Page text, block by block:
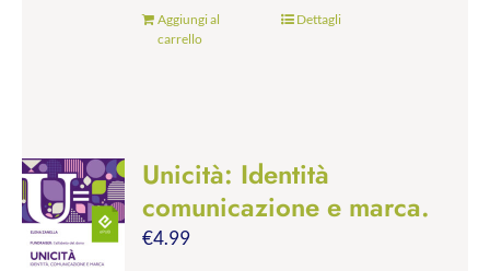
Aggiungi al
carrello
Dettagli
Unicità: Identità
comunicazione e marca.
€4.99